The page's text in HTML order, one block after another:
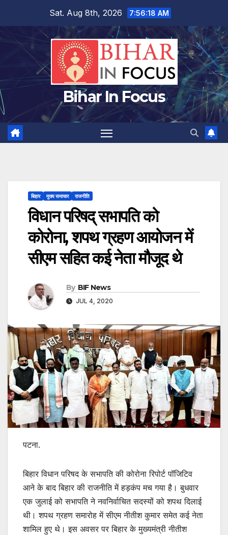
content
Sat. Aug 8th, 2026 7:56:19 AM
Bihar In Focus
बिहार मुख्य समाचार राजनीति
विधान परिषद् सभापति को
कोरोना, शपथ ग्रहण आयोजन में
सीएम सहित कई नेता मौजूद थे
By BIF News
JUL 4, 2020
पटना.
बिहार विधान परिषद के सभापति की कोरोना रिपोर्ट पॉजिटिव
आने के बाद बिहार की राजनीति में हड़कंप मच गया है। बुधवार
एक जुलाई को सभापति ने नवनिर्वाचित सदस्यों को शपथ दिलाई
थी। शपथ ग्रहण समारोह में सीएम नीतीश कुमार समेत कई नेता
शामिल हुए थे। इस अवसर पर बिहार के मुख्यमंत्री नीतीश